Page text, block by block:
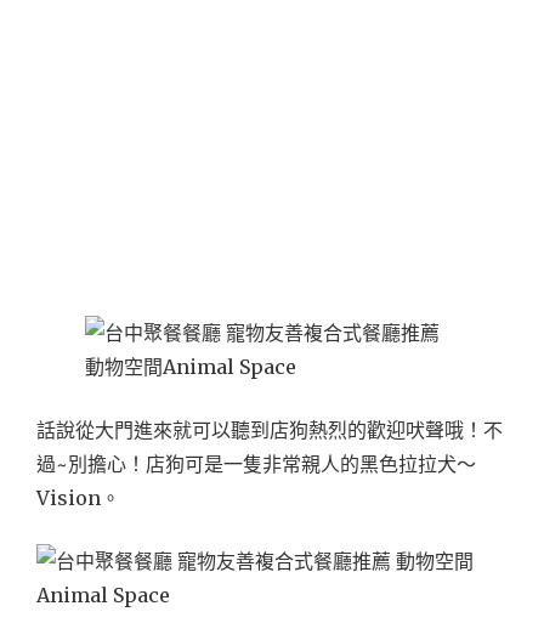
話說從大門進來就可以聽到店狗熱烈的歡迎吠聲哦！不
過~別擔心！店狗可是一隻非常親人的黑色拉拉犬～
Vision。